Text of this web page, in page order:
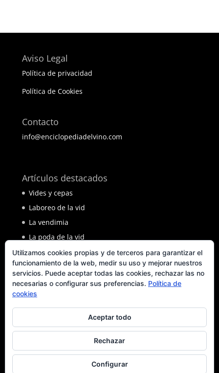
Aviso Legal
Política de privacidad
Política de Cookies
Contacto
info@enciclopediadelvino.com
Artículos destacados
Vides y cepas
Laboreo de la vid
La vendimia
La poda de la vid
Enfermedades de la vid
Colaboradores
Editorial Adarve
Utilizamos cookies propias y de terceros para garantizar el
funcionamiento de la web, medir su uso y mejorar nuestros
servicios. Puede aceptar todas las cookies, rechazar las no
necesarias o configurar sus preferencias. Política de
cookies
Aceptar todo
Rechazar
Configurar